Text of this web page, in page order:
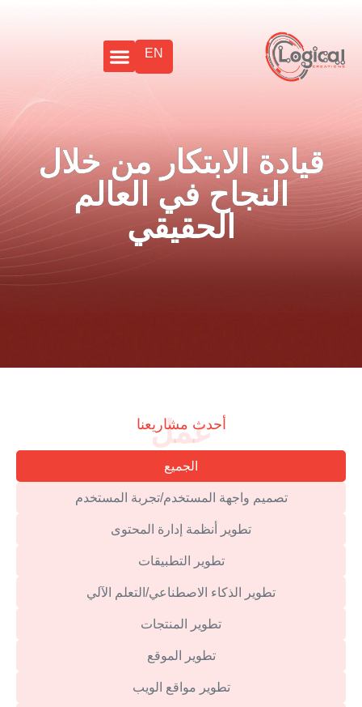
EN
قيادة الابتكار من خلال
النجاح في العالم
الحقيقي
عمل
أحدث مشاريعنا
تصميم واجهة المستخدم/تجربة المستخدم
تطوير أنظمة إدارة المحتوى
تطوير التطبيقات
تطوير الذكاء الاصطناعي/التعلم الآلي
تطوير المنتجات
تطوير الموقع
تطوير مواقع الويب
الجميع